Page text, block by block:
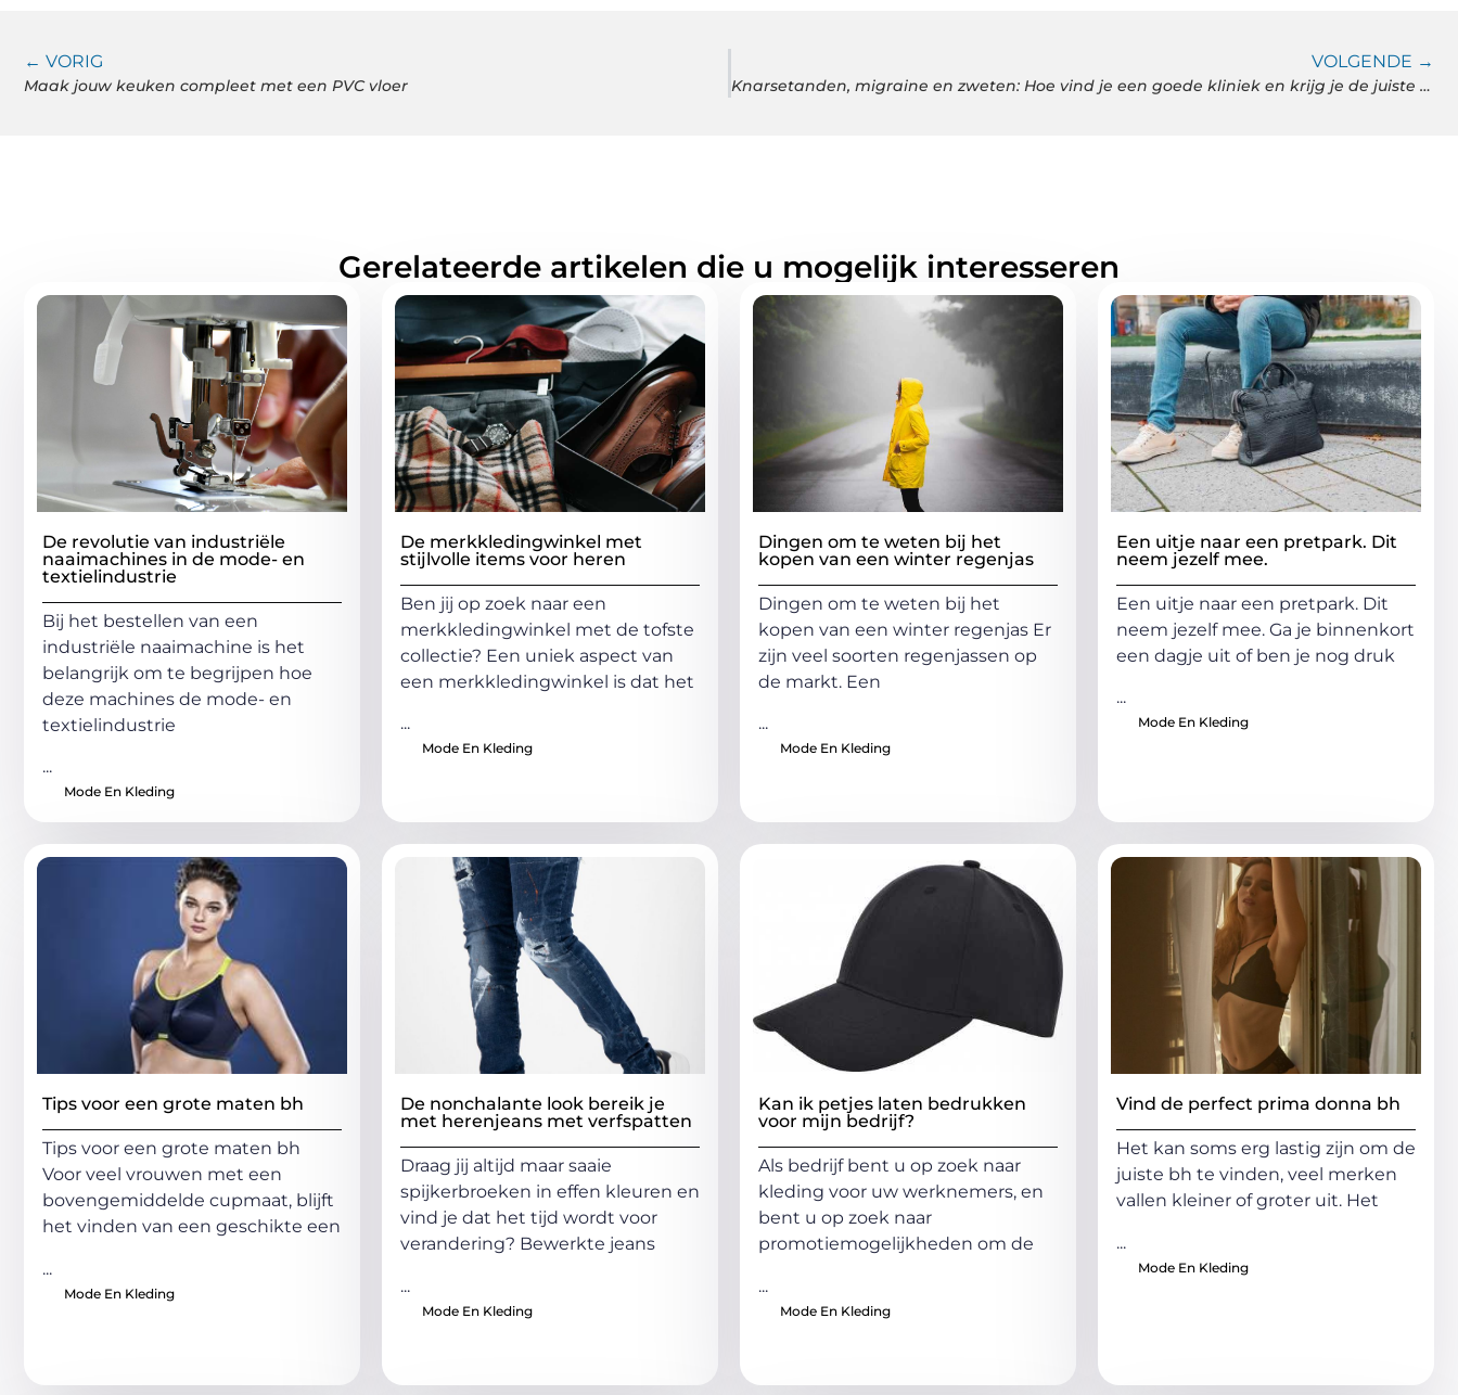
← VORIG
Maak jouw keuken compleet met een PVC vloer
VOLGENDE →
Knarsetanden, migraine en zweten: Hoe vind je een goede kliniek en krijg je de juiste hulp?
Gerelateerde artikelen die u mogelijk interesseren
De revolutie van industriële
naaimachines in de mode- en
textielindustrie
Bij het bestellen van een
industriële naaimachine is het
belangrijk om te begrijpen hoe
deze machines de mode- en
textielindustrie
...
Mode En Kleding
De merkkledingwinkel met
stijlvolle items voor heren
Ben jij op zoek naar een
merkkledingwinkel met de tofste
collectie? Een uniek aspect van
een merkkledingwinkel is dat het
...
Mode En Kleding
Dingen om te weten bij het
kopen van een winter regenjas
Dingen om te weten bij het
kopen van een winter regenjas Er
zijn veel soorten regenjassen op
de markt. Een
...
Mode En Kleding
Een uitje naar een pretpark. Dit
neem jezelf mee.
Een uitje naar een pretpark. Dit
neem jezelf mee. Ga je binnenkort
een dagje uit of ben je nog druk
...
Mode En Kleding
Tips voor een grote maten bh
Tips voor een grote maten bh
Voor veel vrouwen met een
bovengemiddelde cupmaat, blijft
het vinden van een geschikte een
...
Mode En Kleding
De nonchalante look bereik je
met herenjeans met verfspatten
Draag jij altijd maar saaie
spijkerbroeken in effen kleuren en
vind je dat het tijd wordt voor
verandering? Bewerkte jeans
...
Mode En Kleding
Kan ik petjes laten bedrukken
voor mijn bedrijf?
Als bedrijf bent u op zoek naar
kleding voor uw werknemers, en
bent u op zoek naar
promotiemogelijkheden om de
...
Mode En Kleding
Vind de perfect prima donna bh
Het kan soms erg lastig zijn om de
juiste bh te vinden, veel merken
vallen kleiner of groter uit. Het
...
Mode En Kleding